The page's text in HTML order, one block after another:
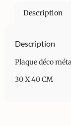
Description
Description
Plaque déco
30 X 40 CM